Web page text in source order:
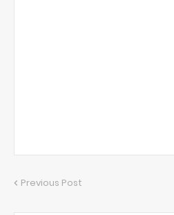
Previous Post